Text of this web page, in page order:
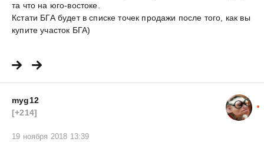
та что на юго-востоке.
Кстати БГА будет в списке точек продажи после того, как вы
купите участок БГА)
myg12
[+214]
19 ноября 2018 13:39